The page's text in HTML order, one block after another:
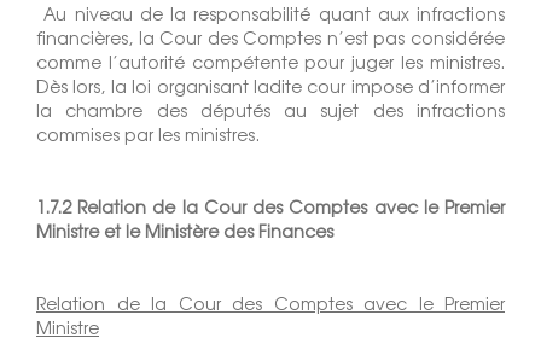
Au niveau de la responsabilité quant aux infractions
financières, la Cour des Comptes n’est pas considérée
comme l’autorité compétente pour juger les ministres.
Dès lors, la loi organisant ladite cour impose d’informer
la chambre des députés au sujet des infractions
commises par les ministres.
1.7.2 Relation de la Cour des Comptes avec le Premier
Ministre et le Ministère des Finances
Relation de la Cour des Comptes avec le Premier
Ministre